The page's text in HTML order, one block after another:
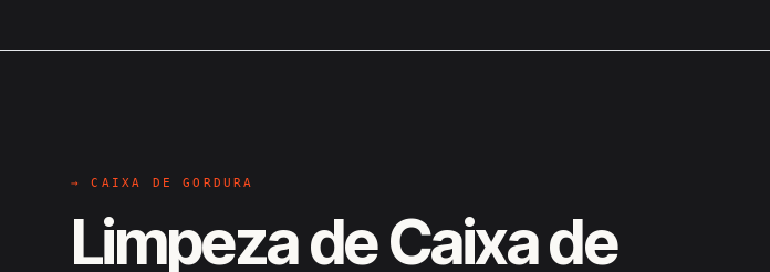
→ CAIXA DE GORDURA
Limpeza de Caixa de